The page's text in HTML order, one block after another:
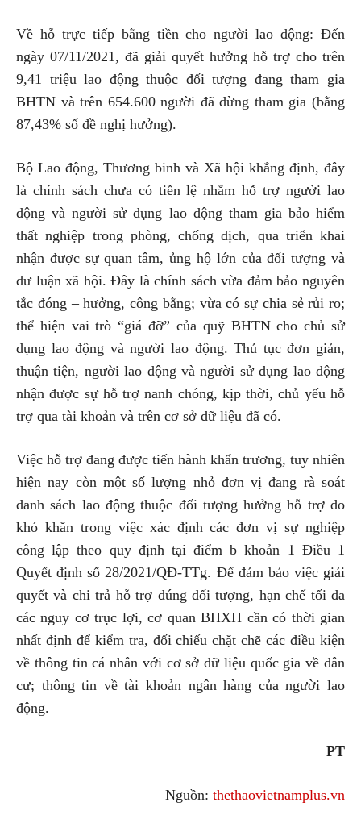
Về hỗ trực tiếp bằng tiền cho người lao động: Đến
ngày 07/11/2021, đã giải quyết hưởng hỗ trợ cho trên
9,41 triệu lao động thuộc đối tượng đang tham gia
BHTN và trên 654.600 người đã dừng tham gia (bằng
87,43% số đề nghị hưởng).
Bộ Lao động, Thương binh và Xã hội khẳng định, đây
là chính sách chưa có tiền lệ nhằm hỗ trợ người lao
động và người sử dụng lao động tham gia bảo hiểm
thất nghiệp trong phòng, chống dịch, qua triển khai
nhận được sự quan tâm, ủng hộ lớn của đối tượng và
dư luận xã hội. Đây là chính sách vừa đảm bảo nguyên
tắc đóng – hưởng, công bằng; vừa có sự chia sẻ rủi ro;
thể hiện vai trò “giá đỡ” của quỹ BHTN cho chủ sử
dụng lao động và người lao động. Thủ tục đơn giản,
thuận tiện, người lao động và người sử dụng lao động
nhận được sự hỗ trợ nanh chóng, kịp thời, chủ yếu hỗ
trợ qua tài khoản và trên cơ sở dữ liệu đã có.
Việc hỗ trợ đang được tiến hành khẩn trương, tuy nhiên
hiện nay còn một số lượng nhỏ đơn vị đang rà soát
danh sách lao động thuộc đối tượng hưởng hỗ trợ do
khó khăn trong việc xác định các đơn vị sự nghiệp
công lập theo quy định tại điểm b khoản 1 Điều 1
Quyết định số 28/2021/QĐ-TTg. Để đảm bảo việc giải
quyết và chi trả hỗ trợ đúng đối tượng, hạn chế tối đa
các nguy cơ trục lợi, cơ quan BHXH cần có thời gian
nhất định để kiểm tra, đối chiếu chặt chẽ các điều kiện
về thông tin cá nhân với cơ sở dữ liệu quốc gia về dân
cư; thông tin về tài khoản ngân hàng của người lao
động.
PT
Nguồn: thethaovietnamplus.vn